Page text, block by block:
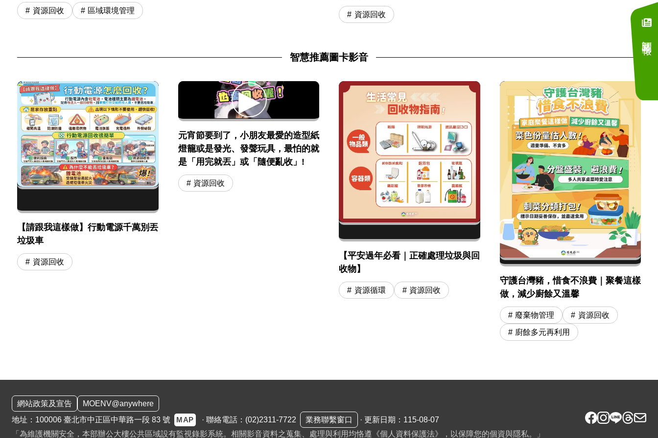
資源回收 區域環境管理
資源回收
智慧推薦圖卡影音
【請跟我這樣做】行動電源千萬別丟
垃圾車
資源回收
元宵節要到了，小朋友最愛的造型紙
燈籠或是發光、發聲玩具，最怕的就
是「用完就丟」或「隨便亂收」!
資源回收
【平安過年必看｜正確處理垃圾與回
收物】
資源循環 資源回收
守護台灣豬，惜食不浪費｜聚餐這樣
做，減少廚餘又溫馨
廢棄物管理 資源回收
廚餘多元再利用
網站政策及宣告
MOENV@anywhere
地址：100006 臺北市中正區中華路一段 83 號
MAP · 聯絡電話： (02)2311-7722 業務聯繫窗口 · 更新日期：115-08-07
「為維護機關安全，本部辦公大樓公共區域設有監視錄影系統。相關影音資料之蒐集、處理與利用均恪遵《個人資料保護法》，以保障您的個資與隱私。」